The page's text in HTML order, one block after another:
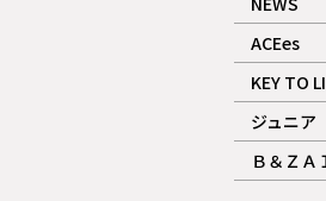
記事
ACEes
記事
KEY TO
記事
ジュニア
記事
Ｂ＆ＺＡ
記事